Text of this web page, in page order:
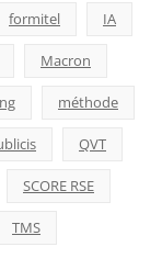
formitel IA
Macron
méthode
QVT
SCORE RSE
TMS